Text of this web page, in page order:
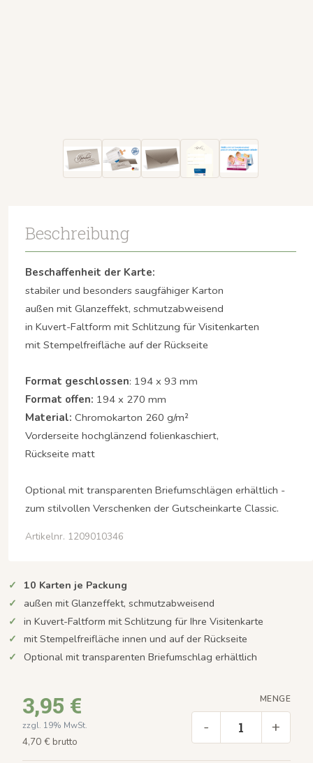
Beschreibung
Beschaffenheit der Karte:
stabiler und besonders saugfähiger Karton
außen mit Glanzeffekt, schmutzabweisend
in Kuvert-Faltform mit Schlitzung für Visitenkarten
mit Stempelfreifläche auf der Rückseite
Format geschlossen: 194 x 93 mm
Format offen: 194 x 270 mm
Material: Chromokarton 260 g/m²
Vorderseite hochglänzend folienkaschiert,
Rückseite matt
Optional mit transparenten Briefumschlägen erhältlich -
zum stilvollen Verschenken der Gutscheinkarte Classic.
Artikelnr. 1209010346
10 Karten je Packung
außen mit Glanzeffekt, schmutzabweisend
in Kuvert-Faltform mit Schlitzung für Ihre Visitenkarte
mit Stempelfreifläche innen und auf der Rückseite
Optional mit transparenten Briefumschlag erhältlich
3,95 €
zzgl. 19% MwSt.
4,70 € brutto
MENGE
- +